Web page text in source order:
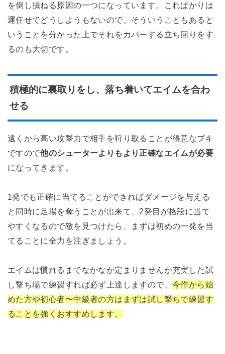
を倒し損ねる原因の一つになっています。こればかりは
運任せでどうしようもないので、そういうこともあると
いうことを分かった上でそれをカバーする立ち回りをす
るのも大切です。
積極的に裏取りをし、落ち着いてエイムを合わ
せる
遠くから高い攻撃力で相手を狩り取ることが得意なブキ
ですので他のシューターよりもより正確なエイムが必要
になってきます。
1発でも正確に当てることができればダメージを与える
と同時に足場を奪うことが出来て、2発目が格段に当て
やすくなるので敵を見つけたら、まずは初めの一発を当
てることに全力を注ぎましょう。
エイムは慣れるまでなかなか定まりませんが充実した試
し撃ち場で練習すれば必ず上達しますので、今作から始
めた方や初心者〜中級者の方はまずは試し撃ちで練習す
ることを強くおすすめします。